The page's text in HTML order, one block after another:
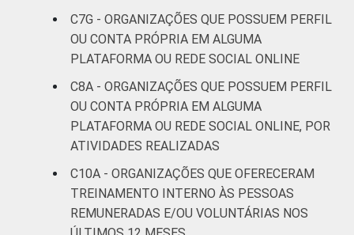
C7G - ORGANIZAÇÕES QUE POSSUEM PERFIL
OU CONTA PRÓPRIA EM ALGUMA
PLATAFORMA OU REDE SOCIAL ONLINE
C8A - ORGANIZAÇÕES QUE POSSUEM PERFIL
OU CONTA PRÓPRIA EM ALGUMA
PLATAFORMA OU REDE SOCIAL ONLINE, POR
ATIVIDADES REALIZADAS
C10A - ORGANIZAÇÕES QUE OFERECERAM
TREINAMENTO INTERNO ÀS PESSOAS
REMUNERADAS E/OU VOLUNTÁRIAS NOS